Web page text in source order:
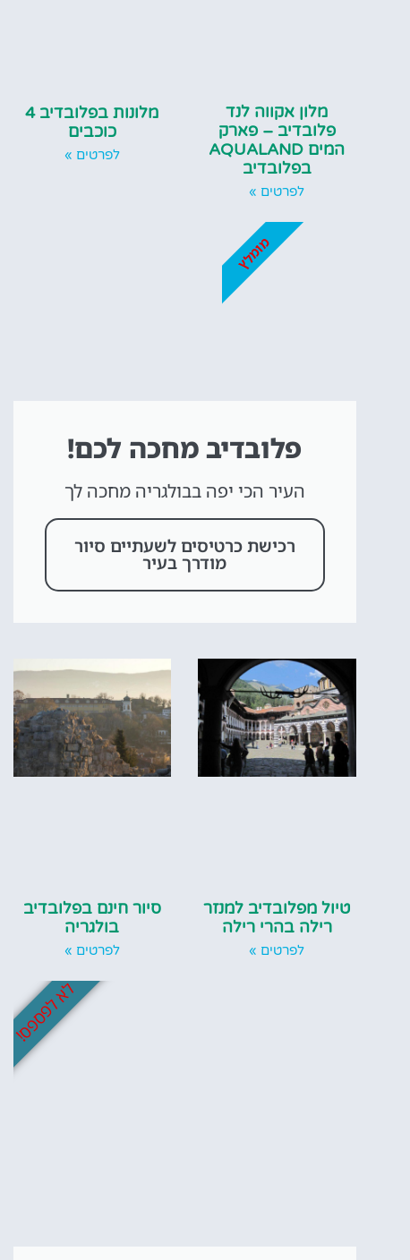
מלון אקווה לנד
פלובדיב – פארק
המים AQUALAND
בפלובדיב
לפרטים »
מלונות בפלובדיב 4
כוכבים
לפרטים »
פלובדיב מחכה לכם!
העיר הכי יפה בבולגריה מחכה לך
רכישת כרטיסים לשעתיים סיור
מודרך בעיר
מומלץ
טיול מפלובדיב למנזר
רילה בהרי רילה
לפרטים »
סיור חינם בפלובדיב
בולגריה
לפרטים »
לא לפספס!